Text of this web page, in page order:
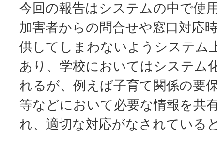
今回の報告はシステムの中で使
加害者からの問合せや窓口対応
供してしまわないようシステム
あり、学校においてはシステム
れるが、例えば子育て関係の要
等などにおいて必要な情報を共
れ、適切な対応がなされている